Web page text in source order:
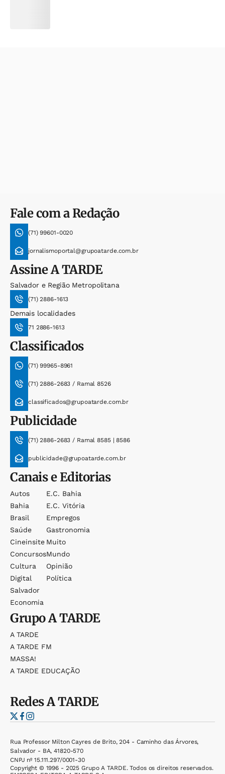
Fale com a Redação
(71) 99601-0020
jornalismoportal@grupoatarde.com.br
AssineA TARDE
Salvador e Região Metropolitana
(71) 2886-1613
Demais localidades
71 2886-1613
Classificados
(71) 99965-8961
(71) 2886-2683 / Ramal 8526
classificados@grupoatarde.com.br
Publicidade
(71) 2886-2683 / Ramal 8585 | 8586
publicidade@grupoatarde.com.br
Canais e Editorias
Autos
Bahia
Brasil
Saúde
Cineinsite
Concursos
Cultura
Digital
Salvador
Economia
E.c. Bahia
E.c. Vitória
Empregos
Gastronomia
Muito
Mundo
Opinião
Política
GrupoA TARDE
A TARDE
A TARDE FM
MASSA!
A TARDE EDUCAÇÃO
RedesA TARDE
Rua Professor Milton Cayres de Brito, 204 - Caminho das Árvores,
Salvador - BA, 41820-570
CNPJ nº 15.111.297/0001-30
Copyright © 1996 - 2025 Grupo A TARDE. Todos os direitos reservados.